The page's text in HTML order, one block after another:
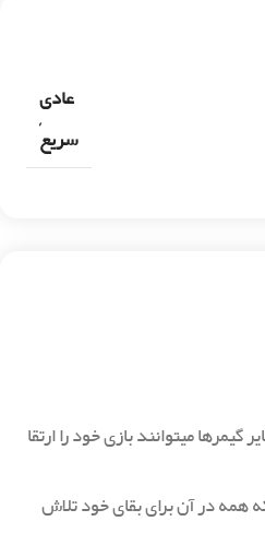
گیمرها میتوانند بازی خود را ارتقا
همه در آن برای بقای خود تلاش
عادی
,
سریع